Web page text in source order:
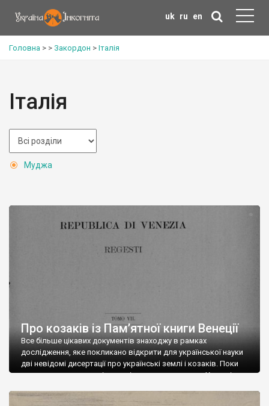
uk ru en
Головна > > Закордон > Італія
Італія
Муджа
Про козаків із Пам’ятної книги Венеції
Все більше цікавих документів знаходжу в рамках
дослідження, яке покликано відкрити для української науки
дві невідомі дисертації про українські землі і козаків. Поки
стаття готується, поділюсь цікавим документом. Хоча він не
історичної ретроспективи, тому може і іншим буде цікаво.